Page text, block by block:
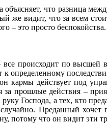
что разница
же видит, что за всем
– это просто
происходит по высшей
определенному
кармы действует под
прошлые действия –
Господа, а тех, кто
Преданный
потому что он видит эти